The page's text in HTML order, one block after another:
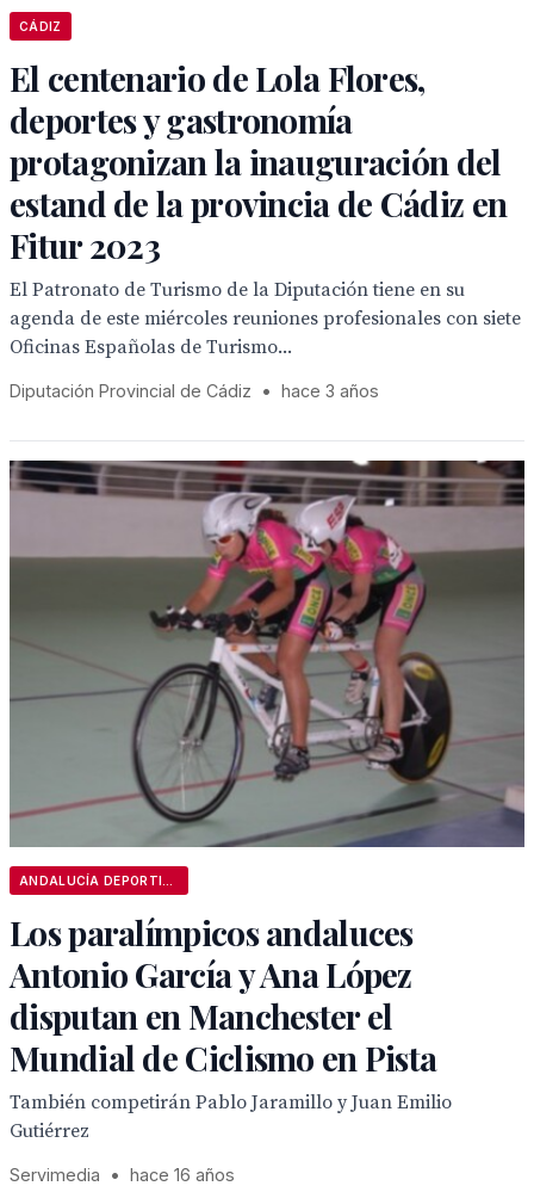
CÁDIZ
El centenario de Lola Flores,
deportes y gastronomía
protagonizan la inauguración del
estand de la provincia de Cádiz en
Fitur 2023
El Patronato de Turismo de la Diputación tiene en su
agenda de este miércoles reuniones profesionales con siete
Oficinas Españolas de Turismo...
Diputación Provincial de Cádiz • hace 3 años
Los paralímpicos andaluces
Antonio García y Ana López
disputan en Manchester el
Mundial de Ciclismo en Pista
También competirán Pablo Jaramillo y Juan Emilio
Gutiérrez
Servimedia • hace 16 años